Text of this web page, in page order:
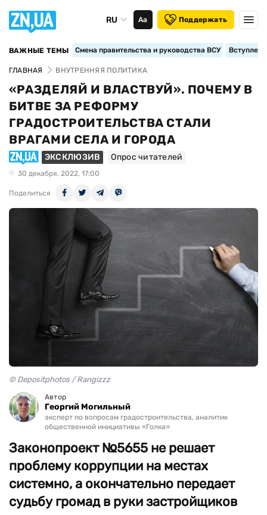
RU Аа Поддержать
ВАЖНЫЕ ТЕМЫ Смена правительства и руководства ВСУ
ГЛАВНАЯ ВНУТРЕННЯЯ ПОЛИТИКА
«РАЗДЕЛЯЙ И ВЛАСТВУЙ». ПОЧЕМУ В
БИТВЕ ЗА РЕФОРМУ
ГРАДОСТРОИТЕЛЬСТВА СТАЛИ
ВРАГАМИ СЕЛА И ГОРОДА
ЭКСКЛЮЗИВ Опрос читателей
30 декабря, 2022, 17:00
Поделиться
© Depositphotos / Rangizzz
Автор
Георгий Могильный
эксперт по вопросам градостроительства, аналитик
общественной инициативы «Голка»
Законопроект №5655 не решает
проблему коррупции на местах
системно, а окончательно передает
судьбу громад в руки застройщиков